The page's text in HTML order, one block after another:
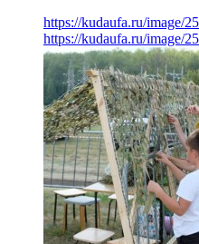
https://kudaufa.ru/image/
https://kudaufa.ru/image/